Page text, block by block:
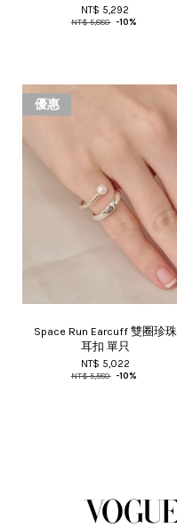
NT$ 5,292
NT$ 5,880 -10%
優惠
Space Run Earcuff 雙圈珍珠
耳扣 單只
NT$ 5,022
NT$ 5,580 -10%